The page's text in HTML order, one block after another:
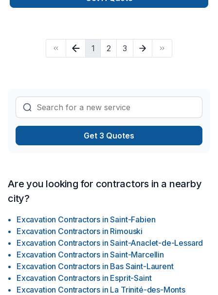
Laurent,Gaspésie–Îles-de-la-Madeleine. Notre mission :
personnalisée et démarrez votre projet en toute confiance.
Notre engagement est simple : offrir un service d'exception,
centré sur vos besoins et vos aspirations.
1 2 3
Get 3 Quotes
Are you looking for contractors in a nearby
city?
Excavation Contractors in Saint-Fabien
Excavation Contractors in Rimouski
Excavation Contractors in Saint-Anaclet-de-Lessard
Excavation Contractors in Saint-Marcellin
Excavation Contractors in Bas Saint-Laurent
Excavation Contractors in Esprit-Saint
Excavation Contractors in La Trinité-des-Monts